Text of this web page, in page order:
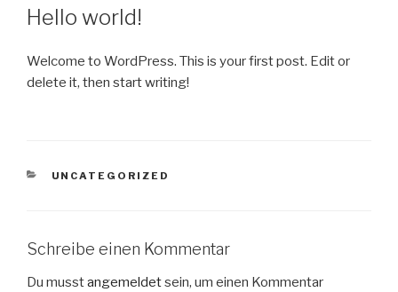
AM
Hello world!
Welcome to WordPress. This is your first post. Edit or
delete it, then start writing!
KATEGORIEN
UNCATEGORIZED
Schreibe einen Kommentar
Du musstangemeldetsein, um einen Kommentar